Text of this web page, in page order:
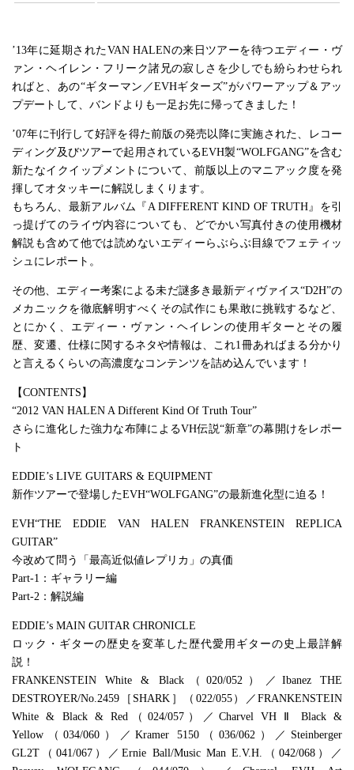
’13年に延期されたVAN HALENの来日ツアーを待つエディー・ヴ
ァン・ヘイレン・フリーク諸兄の寂しさを少しでも紛らわせられ
ればと、あの“ギターマン／EVHギターズ”がパワーアップ＆アッ
プデートして、バンドよりも一足お先に帰ってきました！
’07年に刊行して好評を得た前版の発売以降に実施された、レコー
ディング及びツアーで起用されているEVH製“WOLFGANG”を含む
新たなイクイップメントについて、前版以上のマニアック度を発
揮してオタッキーに解説しまくります。
もちろん、最新アルバム『A DIFFERENT KIND OF TRUTH』を引
っ提げてのライヴ内容についても、どでかい写真付きの使用機材
解説も含めて他では読めないエディーらぶらぶ目線でフェティッ
シュにレポート。
その他、エディー考案による未だ謎多き最新ディヴァイス“D2H”の
メカニックを徹底解明すべくその試作にも果敢に挑戦するなど、
とにかく、エディー・ヴァン・ヘイレンの使用ギターとその履
歴、変遷、仕様に関するネタや情報は、これ1冊あればまる分かり
と言えるくらいの高濃度なコンテンツを詰め込んでいます！
【CONTENTS】
“2012 VAN HALEN A Different Kind Of Truth Tour”
さらに進化した強力な布陣によるVH伝説“新章”の幕開けをレポー
ト
EDDIE’s LIVE GUITARS & EQUIPMENT
新作ツアーで登場したEVH“WOLFGANG”の最新進化型に迫る！
EVH“THE EDDIE VAN HALEN FRANKENSTEIN REPLICA
GUITAR”
今改めて問う「最高近似値レプリカ」の真価
Part-1：ギャラリー編
Part-2：解説編
EDDIE’s MAIN GUITAR CHRONICLE
ロック・ギターの歴史を変革した歴代愛用ギターの史上最詳解
説！
FRANKENSTEIN White & Black（020/052）／Ibanez THE
DESTROYER/No.2459［SHARK］（022/055）／FRANKENSTEIN
White & Black & Red（024/057）／Charvel VH Ⅱ Black &
Yellow（034/060）／Kramer 5150（036/062）／Steinberger
GL2T（041/067）／Ernie Ball/Music Man E.V.H.（042/068）／